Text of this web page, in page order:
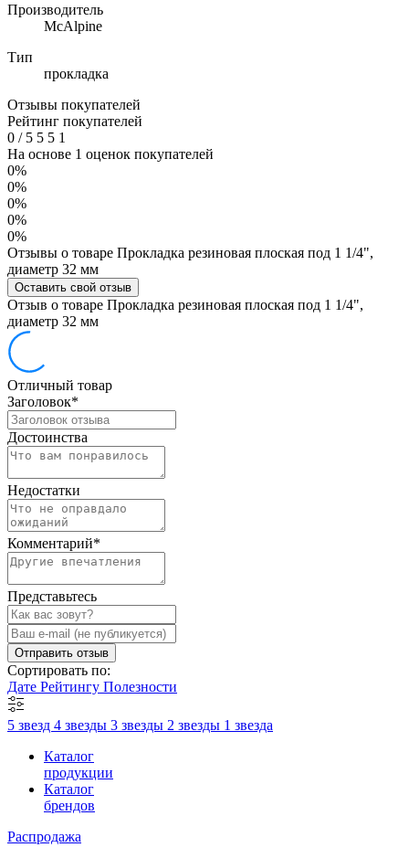
Производитель
McAlpine
Тип
прокладка
Отзывы покупателей
Рейтинг покупателей
0 /5 5 5 1
На основе 1 оценок покупателей
0%
0%
0%
0%
0%
Отзывы о товаре Прокладка резиновая плоская под 1 1/4",
диаметр 32 мм
Оставить свой отзыв
Отзыв о товаре Прокладка резиновая плоская под 1 1/4",
диаметр 32 мм
Отличный товар
Заголовок*
Достоинства
Недостатки
Комментарий*
Представьтесь
Отправить отзыв
Сортировать по:
Дате Рейтингу Полезности
5 звезд 4 звезды 3 звезды 2 звезды 1 звезда
Каталог
продукции
Каталог
брендов
Распродажа